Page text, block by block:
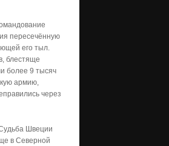
пересечённую
его тыл.
блестяще
более 9 тысяч
армию,
через
Швеции
в Северной